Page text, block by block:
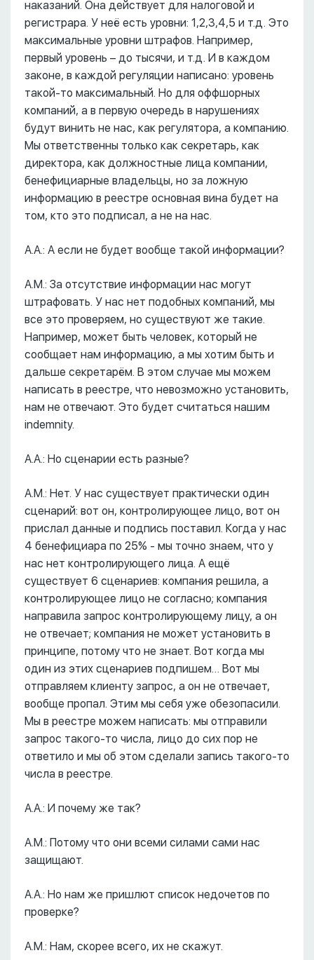
наказаний. Она действует для налоговой и
регистрара. У неё есть уровни: 1,2,3,4,5 и т.д. Это
максимальные уровни штрафов. Например,
первый уровень – до тысячи, и т.д. И в каждом
законе, в каждой регуляции написано: уровень
такой-то максимальный. Но для оффшорных
компаний, а в первую очередь в нарушениях
будут винить не нас, как регулятора, а компанию.
Мы ответственны только как секретарь, как
директора, как должностные лица компании,
бенефициарные владельцы, но за ложную
информацию в реестре основная вина будет на
том, кто это подписал, а не на нас.
А.А.: А если не будет вообще такой информации?
А.М.: За отсутствие информации нас могут
штрафовать. У нас нет подобных компаний, мы
все это проверяем, но существуют же такие.
Например, может быть человек, который не
сообщает нам информацию, а мы хотим быть и
дальше секретарём. В этом случае мы можем
написать в реестре, что невозможно установить,
нам не отвечают. Это будет считаться нашим
indemnity.
А.А.: Но сценарии есть разные?
А.М.: Нет. У нас существует практически один
сценарий: вот он, контролирующее лицо, вот он
прислал данные и подпись поставил. Когда у нас
4 бенефициара по 25% - мы точно знаем, что у
нас нет контролирующего лица. А ещё
существует 6 сценариев: компания решила, а
контролирующее лицо не согласно; компания
направила запрос контролирующему лицу, а он
не отвечает; компания не может установить в
принципе, потому что не знает. Вот когда мы
один из этих сценариев подпишем… Вот мы
отправляем клиенту запрос, а он не отвечает,
вообще пропал. Этим мы себя уже обезопасили.
Мы в реестре можем написать: мы отправили
запрос такого-то числа, лицо до сих пор не
ответило и мы об этом сделали запись такого-то
числа в реестре.
А.А.: И почему же так?
А.М.: Потому что они всеми силами сами нас
защищают.
А.А.: Но нам же пришлют список недочетов по
проверке?
А.М.: Нам, скорее всего, их не скажут.